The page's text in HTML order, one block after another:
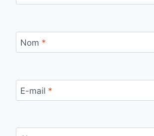
Nom *
E-mail *